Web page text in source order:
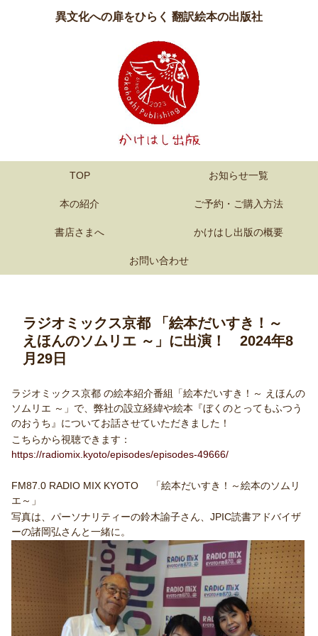
異文化への扉をひらく 翻訳絵本の出版社
TOP お知らせ一覧
本の紹介 ご予約・ご購入方法
書店さまへ かけはし出版の概要
お問い合わせ
ラジオミックス京都 「絵本だいすき！～
えほんのソムリエ ～」に出演！ 2024年8
月29日
ラジオミックス京都 の絵本紹介番組「絵本だいすき！～ えほんの
ソムリエ ～」で、弊社の設立経緯や絵本『ぼくのとってもふつう
のおうち』についてお話させていただきました！
こちらから視聴できます：
https://radiomix.kyoto/episodes/episodes-49666/
FM87.0 RADIO MIX KYOTO 「絵本だいすき！～絵本のソムリ
エ～」
写真は、パーソナリティーの鈴木諭子さん、JPIC読書アドバイザ
ーの諸岡弘さんと一緒に。